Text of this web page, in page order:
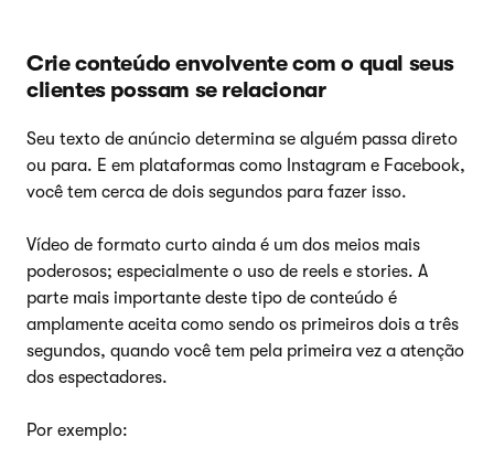
Crie conteúdo envolvente com o qual seus
clientes possam se relacionar
Seu texto de anúncio determina se alguém passa direto
ou para. E em plataformas como Instagram e Facebook,
você tem cerca de dois segundos para fazer isso.
Vídeo de formato curto ainda é um dos meios mais
poderosos; especialmente o uso de reels e stories. A
parte mais importante deste tipo de conteúdo é
amplamente aceita como sendo os primeiros dois a três
segundos, quando você tem pela primeira vez a atenção
dos espectadores.
Por exemplo: